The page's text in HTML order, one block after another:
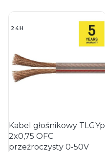
24H
Kabel głośnikowy TLGYp
2x0,75 OFC
przeźroczysty 0-50V